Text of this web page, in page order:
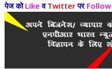
पेज कोLike वTwitterपर Follow